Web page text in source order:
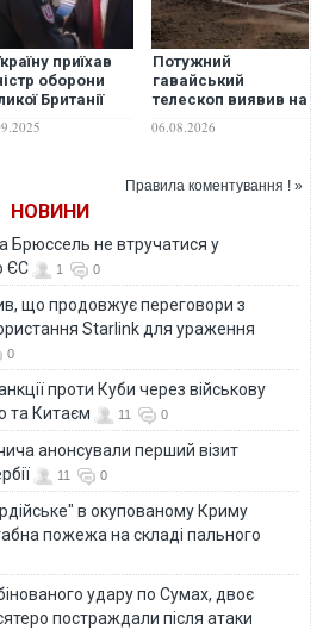
приїхав
оборони
Британії
Потужний
гавайський
телескоп виявив на
раніше не бачив
06.08.2026
Правила коментування ! »
НОВИНИ
Брюссель не втручатися у
ЄС
1 0
що продовжує переговори з
Starlink для ураження
0
проти Куби через військову
та Китаєм
11 0
анонсували перший візит
11 0
в окупованому Криму
пожежа на складі пального
удару по Сумах, двоє
постраждали після атаки